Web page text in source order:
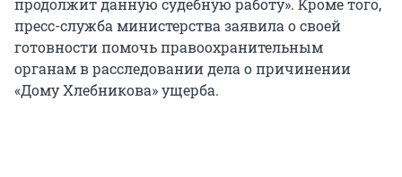
продолжит данную судебную работу». Кроме того,
пресс-служба министерства заявила о своей
готовности помочь правоохранительным
органам в расследовании дела о причинении
«Дому Хлебникова» ущерба.